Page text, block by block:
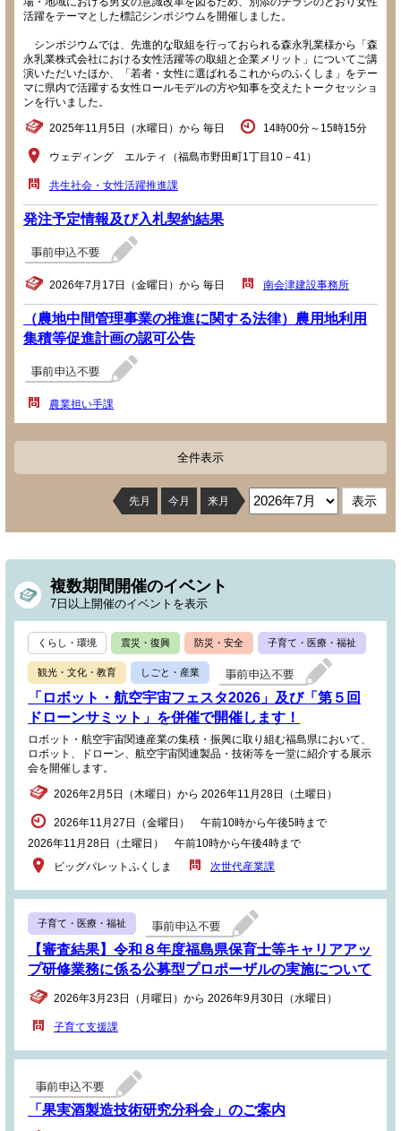
活躍をテーマとした標記シンポジウムを開催しました。
シンポジウムでは、先進的な取組を行っておられる森永乳業様から「森
永乳業株式会社における女性活躍等の取組と企業メリット」についてご講
演いただいたほか、「若者・女性に選ばれるこれからのふくしま」をテー
マに県内で活躍する女性ロールモデルの方や知事を交えたトークセッショ
ンを行いました。
2025年11月5日（水曜日）から 毎日 14時00分～15時15分
ウェディング エルティ（福島市野田町1丁目10－41）
共生社会・女性活躍推進課
発注予定情報及び入札契約結果
2026年7月17日（金曜日）から 毎日 南会津建設事務所
（農地中間管理事業の推進に関する法律）農用地利用
集積等促進計画の認可公告
農業担い手課
全件表示
先月 今月 来月
複数期間開催のイベント
7日以上開催のイベントを表示
くらし・環境 震災・復興 防災・安全 子育て・医療・福祉
観光・文化・教育 しごと・産業
「ロボット・航空宇宙フェスタ2026」及び「第５回
ドローンサミット」を併催で開催します！
ロボット・航空宇宙関連産業の集積・振興に取り組む福島県において、
ロボット、ドローン、航空宇宙関連製品・技術等を一堂に紹介する展示
会を開催します。
2026年2月5日（木曜日）から 2026年11月28日（土曜日）
2026年11月27日（金曜日） 午前10時から午後5時まで
2026年11月28日（土曜日） 午前10時から午後4時まで
ビッグパレットふくしま
次世代産業課
子育て・医療・福祉
【審査結果】令和８年度福島県保育士等キャリアアッ
プ研修業務に係る公募型プロポーザルの実施について
2026年3月23日（月曜日）から 2026年9月30日（水曜日）
子育て支援課
「果実酒製造技術研究分科会」のご案内